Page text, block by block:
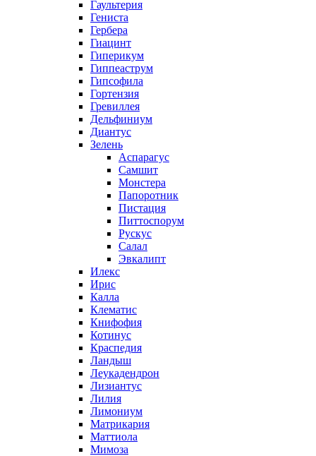
Гаультерия
Гениста
Гербера
Гиацинт
Гиперикум
Гиппеаструм
Гипсофила
Гортензия
Гревиллея
Дельфиниум
Диантус
Зелень
Аспарагус
Самшит
Монстера
Папоротник
Пистация
Питтоспорум
Рускус
Салал
Эвкалипт
Илекс
Ирис
Калла
Клематис
Книфофия
Котинус
Краспедия
Ландыш
Леукадендрон
Лизиантус
Лилия
Лимониум
Матрикария
Маттиола
Мимоза